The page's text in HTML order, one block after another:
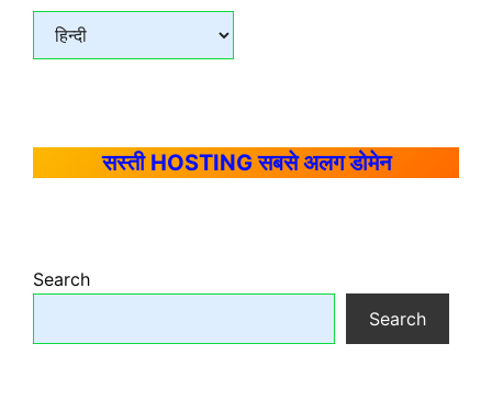
सस्ती HOSTING सबसे अलग डोमेन
Search
Search